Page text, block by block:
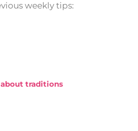
weekly tips:
traditions